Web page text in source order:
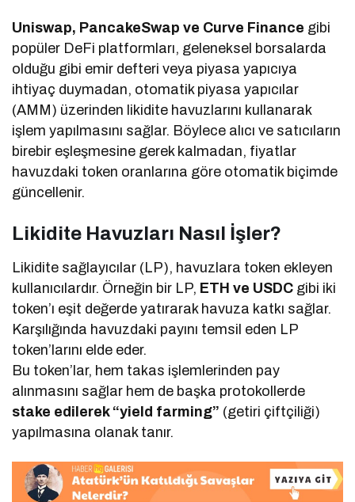
Uniswap, PancakeSwap ve Curve Finance gibi
popüler DeFi platformları, geleneksel borsalarda
olduğu gibi emir defteri veya piyasa yapıcıya
ihtiyaç duymadan, otomatik piyasa yapıcılar
(AMM) üzerinden likidite havuzlarını kullanarak
işlem yapılmasını sağlar. Böylece alıcı ve satıcıların
birebir eşleşmesine gerek kalmadan, fiyatlar
havuzdaki token oranlarına göre otomatik biçimde
güncellenir.
Likidite Havuzları Nasıl İşler?
Likidite sağlayıcılar (LP), havuzlara token ekleyen
kullanıcılardır. Örneğin bir LP, ETH ve USDC gibi iki
token’ı eşit değerde yatırarak havuza katkı sağlar.
Karşılığında havuzdaki payını temsil eden LP
token’larını elde eder.
Bu token’lar, hem takas işlemlerinden pay
alınmasını sağlar hem de başka protokollerde
stake edilerek “yield farming” (getiri çiftçiliği)
yapılmasına olanak tanır.